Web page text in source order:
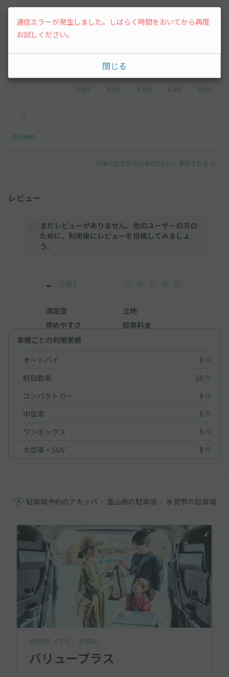
2026年9月
¥300
2
¥300 ¥300 ¥300 ¥300
先行予約
以降の空き状況は毎日24:00に更新されます。
レビュー
まだレビューがありません。他のユーザーの方の
ために、利用後にレビューを投稿してみましょ
う。
- （0件）
満足度 立地
停めやすさ
駐車料金
車種ごとの利用実績
オートバイ
0 件
軽自動車
10 件
コンパクトカー
9 件
中型車
6 件
ワンボックス
5 件
大型車・SUV
8 件
駐車場予約のアキッパ 富山県の駐車場 氷見市の駐車場
通信エラーが発生しました。しばらく時間をおいてから再度
お試しください。
閉じる
何回使っても、お得に
バリュープラス